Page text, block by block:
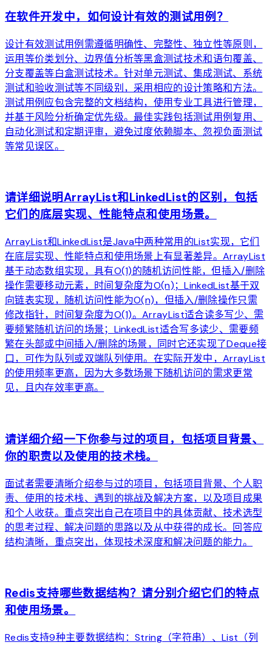
在软件开发中，如何设计有效的测试用例？
设计有效测试用例需遵循明确性、完整性、独立性等原则，
运用等价类划分、边界值分析等黑盒测试技术和语句覆盖、
分支覆盖等白盒测试技术。针对单元测试、集成测试、系统
测试和验收测试等不同级别，采用相应的设计策略和方法。
测试用例应包含完整的文档结构，使用专业工具进行管理，
并基于风险分析确定优先级。最佳实践包括测试用例复用、
自动化测试和定期评审，避免过度依赖脚本、忽视负面测试
等常见误区。
请详细说明ArrayList和LinkedList的区别，包括
它们的底层实现、性能特点和使用场景。
ArrayList和LinkedList是Java中两种常用的List实现，它们
在底层实现、性能特点和使用场景上有显著差异。ArrayList
基于动态数组实现，具有O(1)的随机访问性能，但插入/删除
操作需要移动元素，时间复杂度为O(n)；LinkedList基于双
向链表实现，随机访问性能为O(n)，但插入/删除操作只需
修改指针，时间复杂度为O(1)。ArrayList适合读多写少、需
要频繁随机访问的场景；LinkedList适合写多读少、需要频
繁在头部或中间插入/删除的场景，同时它还实现了Deque接
口，可作为队列或双端队列使用。在实际开发中，ArrayList
的使用频率更高，因为大多数场景下随机访问的需求更常
见，且内存效率更高。
请详细介绍一下你参与过的项目，包括项目背景、
你的职责以及使用的技术栈。
面试者需要清晰介绍参与过的项目，包括项目背景、个人职
责、使用的技术栈、遇到的挑战及解决方案，以及项目成果
和个人收获。重点突出自己在项目中的具体贡献、技术选型
的思考过程、解决问题的思路以及从中获得的成长。回答应
结构清晰，重点突出，体现技术深度和解决问题的能力。
Redis支持哪些数据结构？请分别介绍它们的特点
和使用场景。
Redis支持9种主要数据结构：String（字符串）、List（列